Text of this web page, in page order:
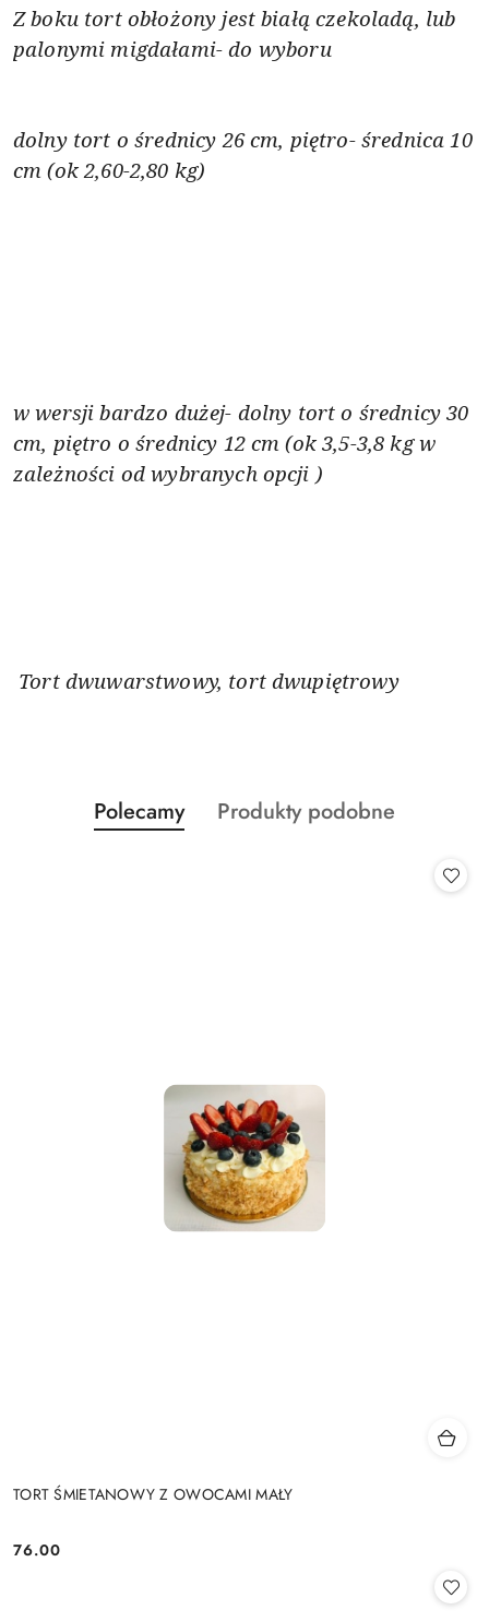
Z boku tort obłożony jest białączekoladą, lub
palonymi migdałami- do wyboru
dolny tort o średnicy 26 cm, piętro- średnica 10
cm (ok 2,60-2,80 kg)
w wersji bardzo dużej- dolny tort o średnicy 30
cm, piętro o średnicy 12 cm (ok 3,5-3,8 kgw
zależności od wybranych opcji )
Tort dwuwarstwowy, tort dwupiętrowy
Pomiń karuzelę produktów
Produkty
o
Polecamy
Produkty
Produkty podobne
TORT ŚMIETANOWY Z OWOCAMI MAŁY
Cena:
76.00